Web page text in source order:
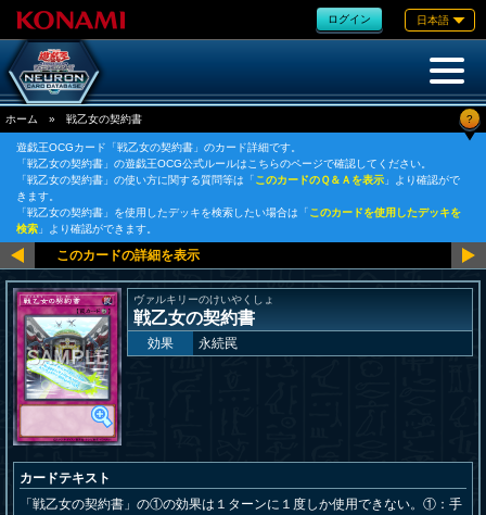
ログイン 日本語
ホーム » 戦乙女の契約書 ?
遊戯王OCGカード「戦乙女の契約書」のカード詳細です。
「戦乙女の契約書」の遊戯王OCG公式ルールはこちらのページで確認してください。
「戦乙女の契約書」の使い方に関する質問等は「このカードのＱ＆Ａを表示 」より確認がで
きます。
「戦乙女の契約書」を使用したデッキを検索したい場合は「このカードを使用したデッキを
検索 」より確認ができます。
ヴァルキリーのけいやくしょ
戦乙女の契約書
効果 永続罠
カードテキスト
「戦乙女の契約書」の①の効果は１ターンに１度しか使用できない。①：手